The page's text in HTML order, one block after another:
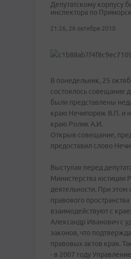
Депутатскому корпусу
инспектора по
21:26, 26 октября 2010
В понедельник, 25
состоялось совещание
были представлены
краю Нечипорюк В.П. и
краю Ролик А.И.
Открыв совещание,
предоставил слово
Выступая перед
Министерства юстиции
деятельности. При
правового
взаимодействуют с
Александр Иванович с
законов, что
правовых актов края.
- в 2007 году